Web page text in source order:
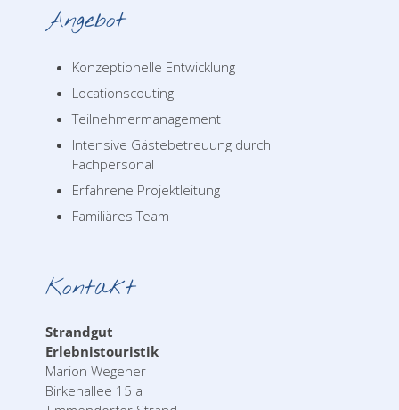
Angebot
Konzeptionelle Entwicklung
Locationscouting
Teilnehmermanagement
Intensive Gästebetreuung durch
Fachpersonal
Erfahrene Projektleitung
Familiäres Team
Kontakt
Strandgut
Erlebnistouristik
Marion Wegener
Birkenallee 15 a